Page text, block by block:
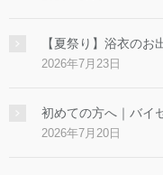
【夏祭り】浴衣の
2026年7月23日
初めての方へ｜バイ
2026年7月20日